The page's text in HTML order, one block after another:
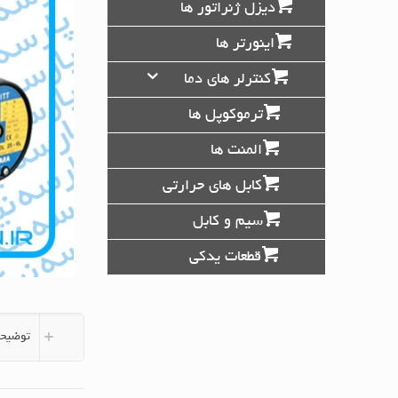
دیزل ژنراتور ها
اینورتر ها
کنترلر های دما
ترموکوپل ها
المنت ها
کابل های حرارتی
سیم و کابل
قطعات یدکی